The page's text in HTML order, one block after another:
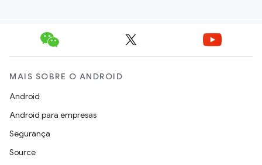
MAIS SOBRE O ANDROID
Android
Android para empresas
Segurança
Source